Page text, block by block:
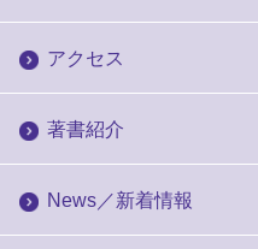
アクセス
著書紹介
News／新着情報